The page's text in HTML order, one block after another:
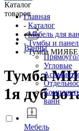
Каталог
товаров
Ванны
Угловые
ванн
Мебель
Главная
- Каталог
-Мебель для
- Тумбы и
- Тумба МИЯБЕ
Тумба
1я дуб